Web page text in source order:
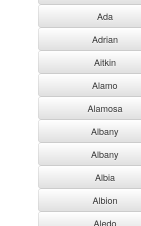
Ada
Adrian
Aitkin
Alamo
Alamosa
Albany
Albany
Albia
Albion
Aledo